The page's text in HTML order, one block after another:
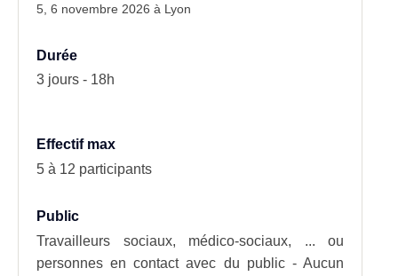
5, 6 novembre 2026 à Lyon
Durée
3 jours - 18h
Effectif max
5 à 12 participants
Public
Travailleurs sociaux, médico-sociaux, ... ou
personnes en contact avec du public - Aucun